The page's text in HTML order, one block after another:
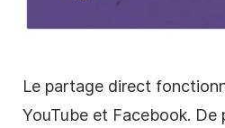
Le partage direct
YouTube et Facebook. De